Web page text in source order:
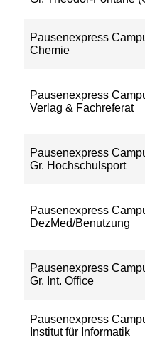
Pausenexpress
Chemie
Pausenexpress
Verlag & Fachreferat
Pausenexpress
Gr. Hochschulsport
Pausenexpress
DezMed/Benutzung
Pausenexpress
Gr. Int. Office
Pausenexpress
Institut für Informatik